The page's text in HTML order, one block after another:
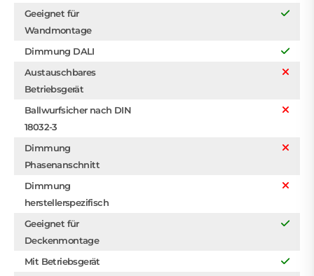
Geeignet für
Wandmontage
Dimmung DALI
Austauschbares
Betriebsgerät
Ballwurfsicher nach DIN
18032-3
Dimmung
Phasenanschnitt
Dimmung
herstellerspezifisch
Geeignet für
Deckenmontage
Mit Betriebsgerät